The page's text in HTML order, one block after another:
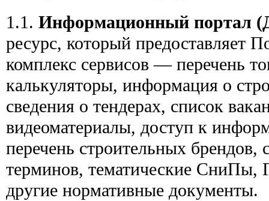
1.1. Информационный портал
ресурс, который предоставляет
комплекс сервисов — перечень
калькуляторы, информация о
сведения о тендерах, список
видеоматериалы, доступ к
перечень строительных брендов,
терминов, тематические
другие нормативные документы.